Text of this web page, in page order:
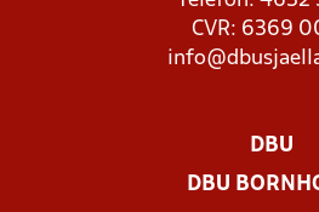
CVR: 6369
DBU
DBU